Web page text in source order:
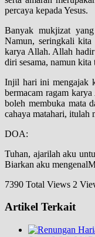
percaya kepada Yesus.
Banyak mukjizat
Namun, seringkali kita
karya Allah. Allah
diri sesama, namun
Injil hari ini mengajak
bermacam ragam
boleh membuka mata
cahaya matahari, itulah
DOA:
Tuhan, ajarilah aku
Biarkan aku
7390 Total Views 2
Artikel Terkait